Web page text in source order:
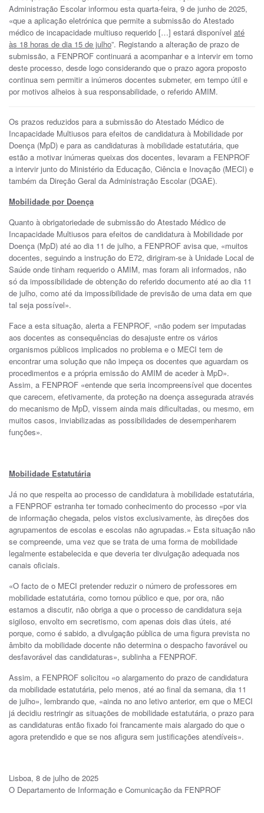
Administração Escolar informou esta quarta-feira, 9 de junho de 2025,
«que a aplicação eletrónica que permite a submissão do Atestado
médico de incapacidade multiuso requerido […] estará disponível até
às 18 horas de dia 15 de julho”. Registando a alteração de prazo de
submissão, a FENPROF continuará a acompanhar e a intervir em torno
deste processo, desde logo considerando que o prazo agora proposto
continua sem permitir a inúmeros docentes submeter, em tempo útil e
por motivos alheios à sua responsabilidade, o referido AMIM.
Os prazos reduzidos para a submissão do Atestado Médico de
Incapacidade Multiusos para efeitos de candidatura à Mobilidade por
Doença (MpD) e para as candidaturas à mobilidade estatutária, que
estão a motivar inúmeras queixas dos docentes, levaram a FENPROF
a intervir junto do Ministério da Educação, Ciência e Inovação (MECI) e
também da Direção Geral da Administração Escolar (DGAE).
Mobilidade por Doença
Quanto à obrigatoriedade de submissão do Atestado Médico de
Incapacidade Multiusos para efeitos de candidatura à Mobilidade por
Doença (MpD) até ao dia 11 de julho, a FENPROF avisa que, «muitos
docentes, seguindo a instrução do E72, dirigiram-se à Unidade Local de
Saúde onde tinham requerido o AMIM, mas foram ali informados, não
só da impossibilidade de obtenção do referido documento até ao dia 11
de julho, como até da impossibilidade de previsão de uma data em que
tal seja possível».
Face a esta situação, alerta a FENPROF, «não podem ser imputadas
aos docentes as consequências do desajuste entre os vários
organismos públicos implicados no problema e o MECI tem de
encontrar uma solução que não impeça os docentes que aguardam os
procedimentos e a própria emissão do AMIM de aceder à MpD».
Assim, a FENPROF «entende que seria incompreensível que docentes
que carecem, efetivamente, da proteção na doença assegurada através
do mecanismo de MpD, vissem ainda mais dificultadas, ou mesmo, em
muitos casos, inviabilizadas as possibilidades de desempenharem
funções».
Mobilidade Estatutária
Já no que respeita ao processo de candidatura à mobilidade estatutária,
a FENPROF estranha ter tomado conhecimento do processo «por via
de informação chegada, pelos vistos exclusivamente, às direções dos
agrupamentos de escolas e escolas não agrupadas.» Esta situação não
se compreende, uma vez que se trata de uma forma de mobilidade
legalmente estabelecida e que deveria ter divulgação adequada nos
canais oficiais.
«O facto de o MECI pretender reduzir o número de professores em
mobilidade estatutária, como tornou público e que, por ora, não
estamos a discutir, não obriga a que o processo de candidatura seja
sigiloso, envolto em secretismo, com apenas dois dias úteis, até
porque, como é sabido, a divulgação pública de uma figura prevista no
âmbito da mobilidade docente não determina o despacho favorável ou
desfavorável das candidaturas», sublinha a FENPROF.
Assim, a FENPROF solicitou «o alargamento do prazo de candidatura
da mobilidade estatutária, pelo menos, até ao final da semana, dia 11
de julho», lembrando que, «ainda no ano letivo anterior, em que o MECI
já decidiu restringir as situações de mobilidade estatutária, o prazo para
as candidaturas então fixado foi francamente mais alargado do que o
agora pretendido e que se nos afigura sem justificações atendíveis».
Lisboa, 8 de julho de 2025
O Departamento de Informação e Comunicação da FENPROF